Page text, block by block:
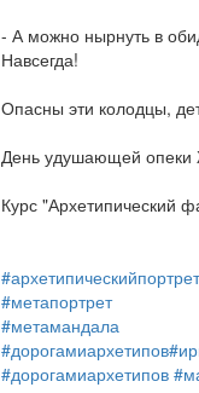
- А можно нырнуть в
Навсегда!
Опасны эти колодцы,
День удушающей опеки
Курс "Архетипический
#архетипическийпортрет
#метапортрет
#метамандала
#дорогамиархетипов
#дорогамиархетипов